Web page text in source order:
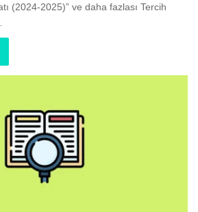
(2024-2025)” ve daha fazlası Tercih